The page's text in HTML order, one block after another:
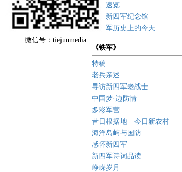
微信号：tiejunmedia
要闻速览
盐城新四军纪念馆
新四军历史上的今天
《铁军》
特稿
老兵亲述
寻访新四军老战士
中国梦·边防情
多彩军营
昔日根据地 今日新农村
海洋岛屿与国防
感怀新四军
新四军诗词品读
峥嵘岁月